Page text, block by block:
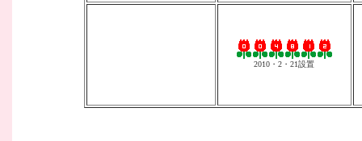
2010・2・21設置